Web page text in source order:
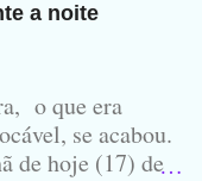
a noite
o que era
se acabou.
de hoje (17) de